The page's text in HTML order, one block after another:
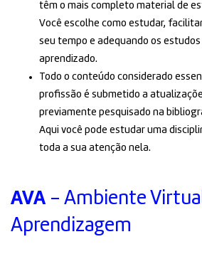
têm o mais completo material de
Você escolhe como estudar,
seu tempo e adequando os
aprendizado.
Todo o conteúdo considerado
profissão é submetido a
previamente pesquisado na
Aqui você pode estudar uma
toda a sua atenção nela.
AVA - Ambiente
Aprendizagem